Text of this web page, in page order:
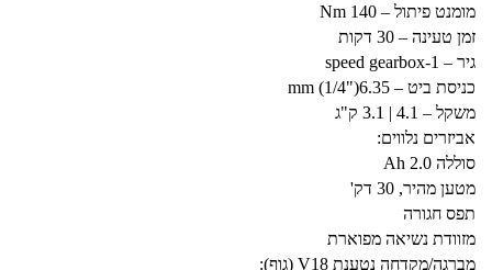
מומנט פיתול – Nm 140
זמן טעינה – 30 דקות
גיר – speed gearbox-1
כניסת ביט – mm (1/4")6.35
משקל – 4.1 | 3.1 ק"ג
אביזרים נלווים:
סוללה Ah 2.0
מטען מהיר, 30 דק'
תפס חגורה
מזוודת נשיאה מפוארת
מברגה/מקדחה נטענת V18 (גוף):